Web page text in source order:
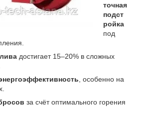
точная
подст
ройка
под
достигает 15–20% в сложных
, особенно на
за счёт оптимального горения